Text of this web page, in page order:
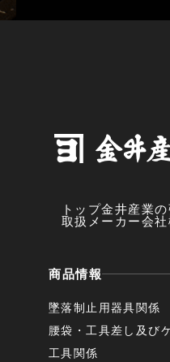
トップ金井産業の
取扱メーカー会
商品情報
墜落制止用器具関係
腰袋・工具差し及び
工具関係